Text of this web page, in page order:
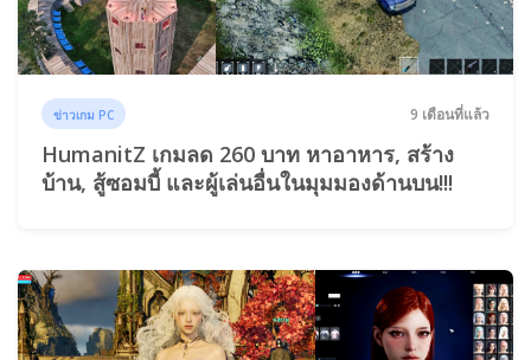
ข่าวเกม PC 9 เดือนที่แล้ว
HumanitZ เกมลด 260 บาท หาอาหาร, สร้าง
บ้าน, สู้ซอมบี้ และผู้เล่นอื่นในมุมมองด้านบน!!!